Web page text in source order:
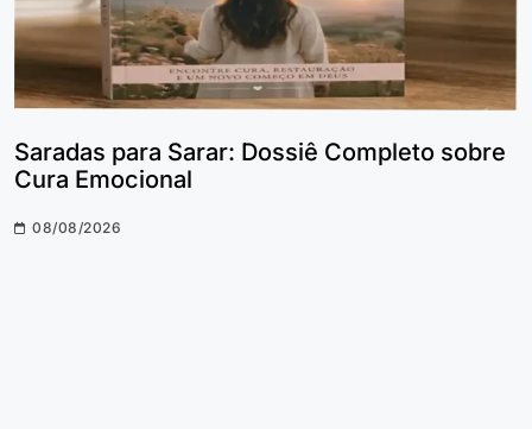
Saradas para Sarar: Dossiê Completo sobre
Cura Emocional
08/08/2026